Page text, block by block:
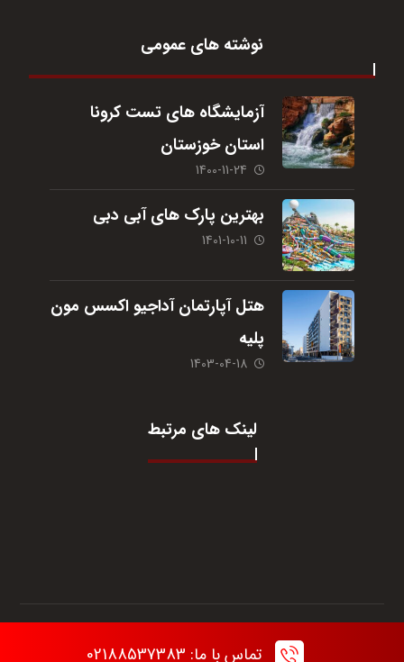
نوشته های عمومی
آزمایشگاه های تست کرونا
استان خوزستان
1400-11-24
بهترین پارک های آبی دبی
1401-10-11
هتل آپارتمان آداجیو اکسس مون
پلیه
1403-04-18
لینک های مرتبط
استفاده از مطالب سایت تنها با ذکر منبع مجاز است.
تماس با ما: 02188537383